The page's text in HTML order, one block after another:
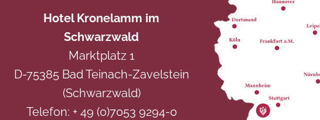
Hotel Kronelamm im
Schwarzwald
Marktplatz 1
D-75385 Bad Teinach-Zavelstein
(Schwarzwald)
Telefon: + 49 (0)7053 9294-0